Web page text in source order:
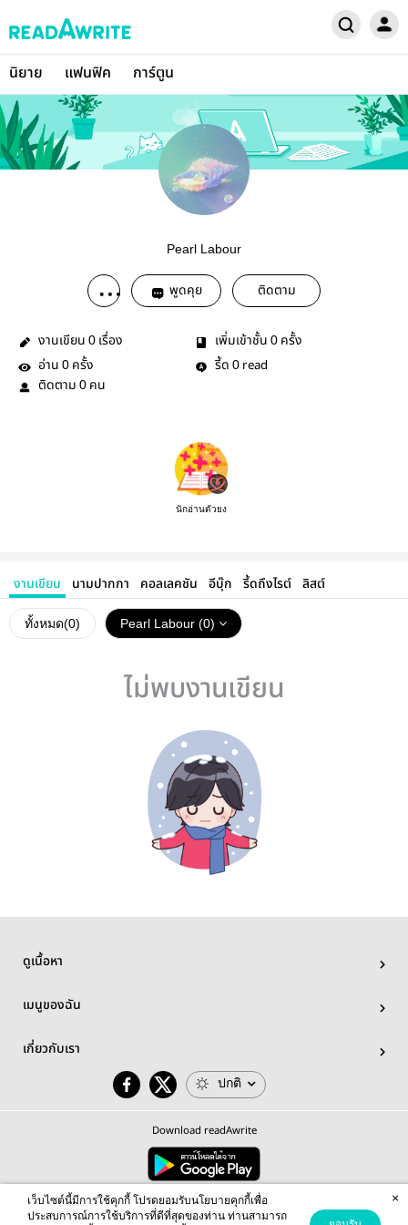
นิยาย แฟนฟิค การ์ตูน
Pearl Labour
พูดคุย ติดตาม
งานเขียน 0 เรื่อง เพิ่มเข้าชั้น 0 ครั้ง
อ่าน 0 ครั้ง รี้ด 0 read
ติดตาม 0 คน
นักอ่านตัวยง
งานเขียน นามปากกา คอลเลคชัน อีบุ๊ก รี้ดถึงไรต์ ลิสต์
ทั้งหมด(0) Pearl Labour (0)
ไม่พบงานเขียน
ดูเนื้อหา
เมนูของฉัน
เกี่ยวกับเรา
ปกติ
Download readAwrite
© 2026 readAwrite.com by MEB Corporation Public Company Limited
This site is protected by reCAPTCHA and the Google Privacy Policy Terms of Serviceapply.
เว็บไซต์นี้มีการใช้คุกกี้ โปรดยอมรับนโยบายคุกกี้เพื่อ
ประสบการณ์การใช้บริการที่ดีที่สุดของท่าน ท่านสามารถ
×